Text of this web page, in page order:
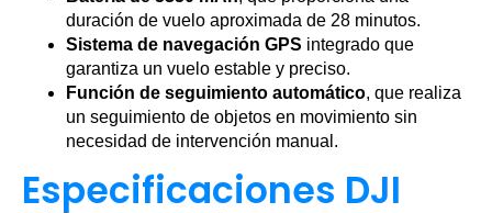
duración de vuelo aproximada de 28 minutos.
Sistema de navegación GPS integrado que
garantiza un vuelo estable y preciso.
Función de seguimiento automático, que realiza
un seguimiento de objetos en movimiento sin
necesidad de intervención manual.
Especificaciones DJI